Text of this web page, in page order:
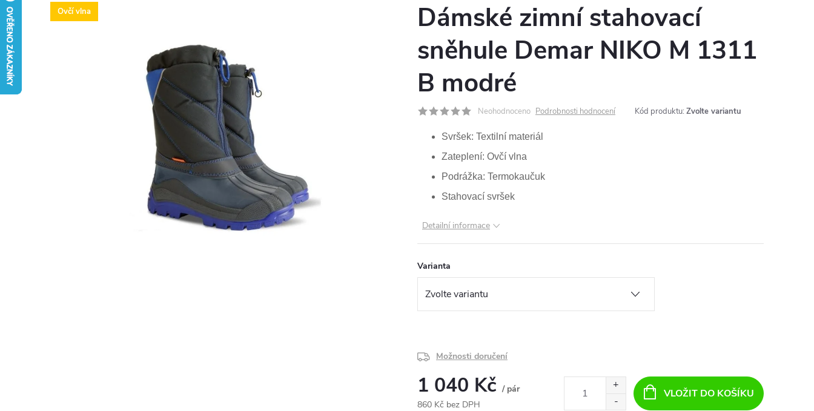
Ovčí vlna
Dámské zimní stahovací
sněhule Demar NIKO M 1311
B modré
Neohodnoceno Podrobnosti hodnocení Kód produktu: Zvolte variantu
Svršek: Textilní materiál
Zateplení: Ovčí vlna
Podrážka: Termokaučuk
Stahovací svršek
Detailní informace
Varianta
Možnosti doručení
1 040 Kč / pár
860 Kč bez DPH
VLOŽIT DO KOŠÍKU